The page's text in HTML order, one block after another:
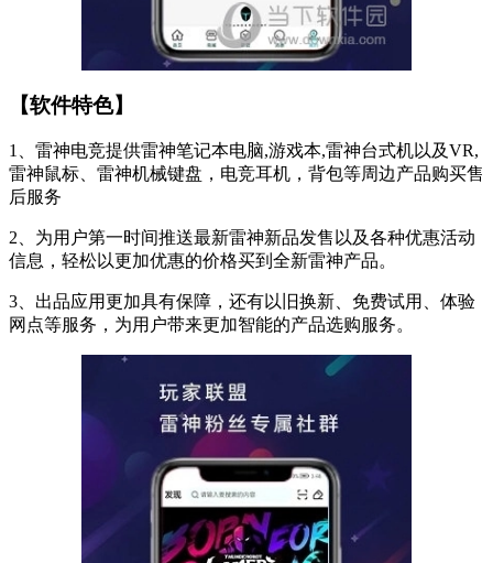
【软件特色】
1、雷神电竞提供雷神笔记本电脑,游戏本,雷神台式机以及VR,
雷神鼠标、雷神机械键盘，电竞耳机，背包等周边产品购买售
后服务
2、为用户第一时间推送最新雷神新品发售以及各种优惠活动
信息，轻松以更加优惠的价格买到全新雷神产品。
3、出品应用更加具有保障，还有以旧换新、免费试用、体验
网点等服务，为用户带来更加智能的产品选购服务。